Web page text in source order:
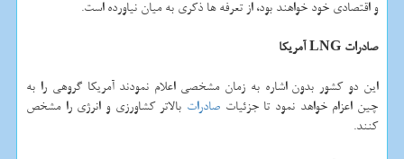
و اقتصادی خود خواهند بود، از تعرفه ها ذكری به میان نیاورده است.
صادرات LNG آمریكا
این دو كشور بدون اشاره به زمان مشخصی اعلام نمودند آمریكا گروهی را به
چین اعزام خواهد نمود تا جزئیات صادرات بالاتر كشاورزی و انرژی را مشخص
كنند.